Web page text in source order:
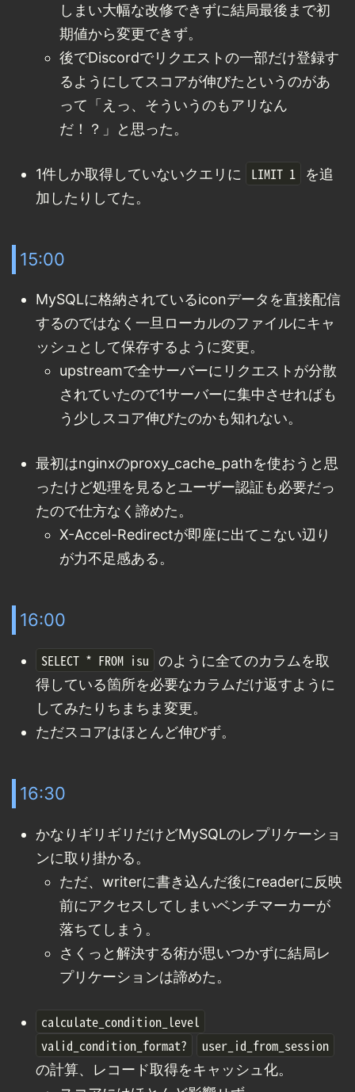
しまい大幅な改修できずに結局最後まで初
期値から変更できず。
後でDiscordでリクエストの一部だけ登録す
るようにしてスコアが伸びたというのがあ
って「えっ、そういうのもアリなん
だ！？」と思った。
1件しか取得していないクエリに LIMIT 1
を追
加したりしてた。
15:00
MySQLに格納されているiconデータを直接配信
するのではなく一旦ローカルのファイルにキャ
ッシュとして保存するように変更。
upstreamで全サーバーにリクエストが分散
されていたので1サーバーに集中させればも
う少しスコア伸びたのかも知れない。
最初はnginxのproxy_cache_pathを使おうと思
ったけど処理を見るとユーザー認証も必要だっ
たので仕方なく諦めた。
X-Accel-Redirectが即座に出てこない辺り
が力不足感ある。
16:00
SELECT * FROM isu
のように全てのカラムを取
得している箇所を必要なカラムだけ返すように
してみたりちまちま変更。
ただスコアはほとんど伸びず。
16:30
かなりギリギリだけどMySQLのレプリケーショ
ンに取り掛かる。
ただ、writerに書き込んだ後にreaderに反映
前にアクセスしてしまいベンチマーカーが
落ちてしまう。
さくっと解決する術が思いつかずに結局レ
プリケーションは諦めた。
calculate_condition_level
valid_condition_format?
user_id_from_session
の計算、レコード取得をキャッシュ化。